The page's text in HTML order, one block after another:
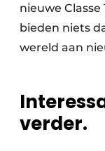
nieuwe
bieden niets
wereld aan
verder.